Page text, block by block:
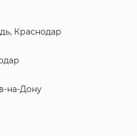
Краснодар
на-Дону